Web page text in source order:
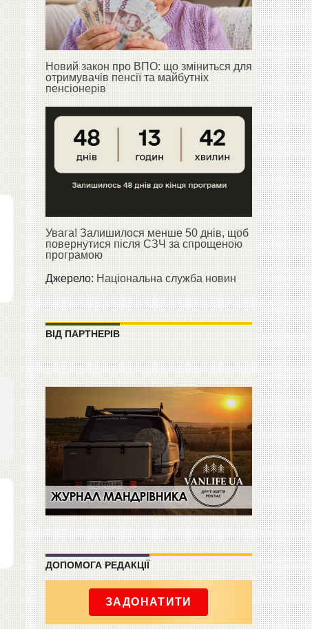
Новий закон про ВПО: що зміниться для
отримувачів пенсії та майбутніх
пенсіонерів
Увага! Залишилося менше 50 днів, щоб
повернутися після СЗЧ за спрощеною
програмою
Джерело:Національна служба новин
ВІД ПАРТНЕРІВ
ДОПОМОГА РЕДАКЦІЇ
ЗАДОНАТИТИ